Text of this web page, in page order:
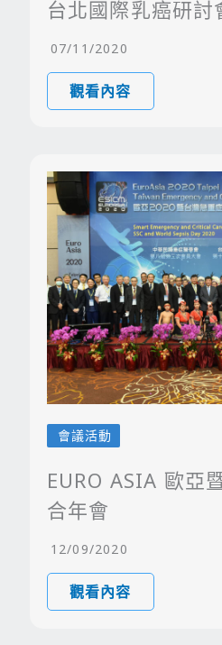
台北國際乳癌研討
07/11/2020
觀看內容
會議活動
EURO ASIA 歐亞
合年會
12/09/2020
觀看內容